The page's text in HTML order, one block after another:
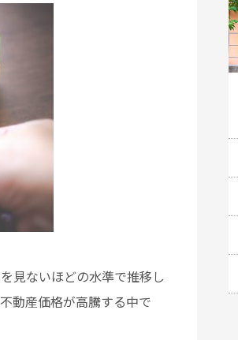
見ないほどの水準で推移し
動産価格が高騰する中で